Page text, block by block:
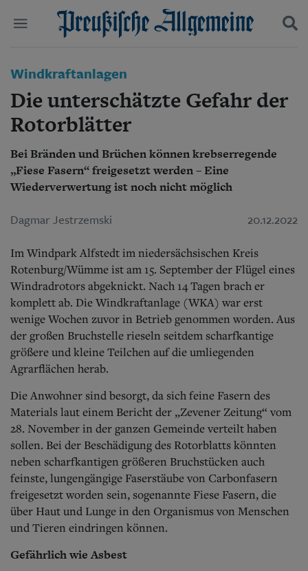
Start
Wer wir sind
Aktuelle Ausgabe
Abonnenten-Login
Abonnent werden
Abo Prämien
Wirtschaft
Panorama
Gesellschaft
Leben
Geschichte
Ostpreußen
Pommern
Bücher
Kontakt
Impressum
Datenschutz
Suchen und finden
Windkraftanlagen
Die unterschätzte Gefahr der
Rotorblätter
Bei Bränden und Brüchen können krebserregende
„Fiese Fasern“ freigesetzt werden – Eine
Wiederverwertung ist noch nicht möglich
Dagmar Jestrzemski 20.12.2022
Im Windpark Alfstedt im niedersächsischen Kreis
Rotenburg/Wümme ist am 15. September der Flügel eines
Windradrotors abgeknickt. Nach 14 Tagen brach er
komplett ab. Die Windkraftanlage (WKA) war erst
wenige Wochen zuvor in Betrieb genommen worden. Aus
der großen Bruchstelle rieseln seitdem scharfkantige
größere und kleine Teilchen auf die umliegenden
Agrarflächen herab.
Die Anwohner sind besorgt, da sich feine Fasern des
Materials laut einem Bericht der „Zevener Zeitung“ vom
28. November in der ganzen Gemeinde verteilt haben
sollen. Bei der Beschädigung des Rotorblatts könnten
neben scharfkantigen größeren Bruchstücken auch
feinste, lungengängige Faserstäube von Carbonfasern
freigesetzt worden sein, sogenannte Fiese Fasern, die
über Haut und Lunge in den Organismus von Menschen
und Tieren eindringen können.
Gefährlich wie Asbest